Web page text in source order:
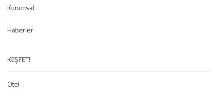
Kurumsal
Haberler
KEŞFET!
Otel